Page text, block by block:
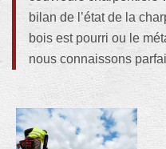
bilan de l’état de la
bois est pourri ou le
nous connaissons